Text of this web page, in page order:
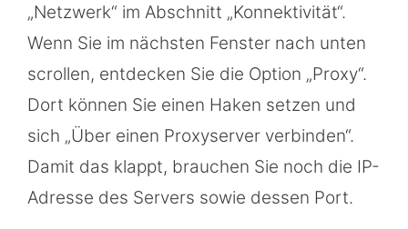
„Netzwerk“ im Abschnitt „Konnektivität“.
Wenn Sie im nächsten Fenster nach unten
scrollen, entdecken Sie die Option „Proxy“.
Dort können Sie einen Haken setzen und
sich „Über einen Proxyserver verbinden“.
Damit das klappt, brauchen Sie noch die IP-
Adresse des Servers sowie dessen Port.